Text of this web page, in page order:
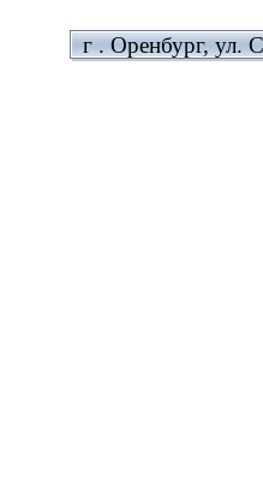
г . Оренбург, ул.